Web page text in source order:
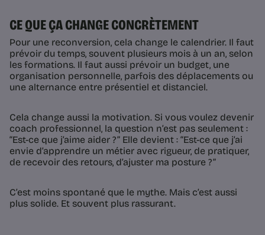
CE QUE ÇA CHANGE CONCRÈTEMENT
Pour une reconversion, cela change le calendrier. Il faut
prévoir du temps, souvent plusieurs mois à un an, selon
les formations. Il faut aussi prévoir un budget, une
organisation personnelle, parfois des déplacements ou
une alternance entre présentiel et distanciel.
Cela change aussi la motivation. Si vous voulez devenir
coach professionnel, la question n’est pas seulement :
“Est-ce que j’aime aider ?” Elle devient : “Est-ce que j’ai
envie d’apprendre un métier avec rigueur, de pratiquer,
de recevoir des retours, d’ajuster ma posture ?”
C’est moins spontané que le mythe. Mais c’est aussi
plus solide. Et souvent plus rassurant.